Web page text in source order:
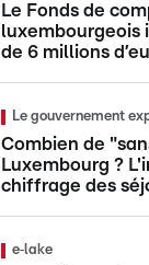
Le Fonds de
luxembourgeois
de 6 millions
Le gouvernement
Combien de
Luxembourg ?
chiffrage des
e‑lake